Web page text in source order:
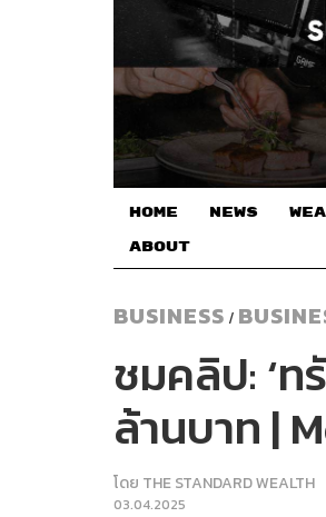
HOME NEWS
ABOUT
BUSINESS /
ชมคลิป: ‘ท
ล้านบาท |
โดย THE STANDARD WEALTH
03.04.2025